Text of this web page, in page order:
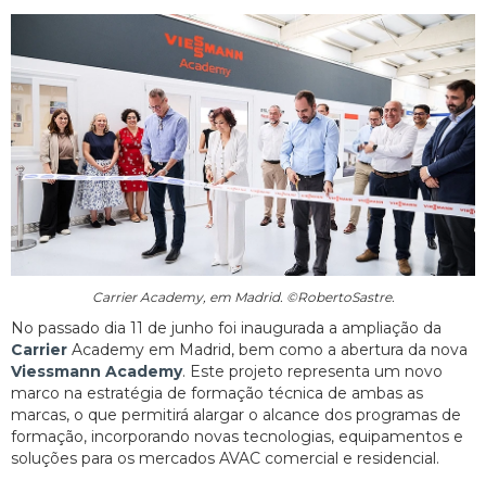
Carrier Academy, em Madrid. ©RobertoSastre.
No passado dia 11 de junho foi inaugurada a ampliação da
Carrier Academy em Madrid, bem como a abertura da nova
Viessmann Academy. Este projeto representa um novo
marco na estratégia de formação técnica de ambas as
marcas, o que permitirá alargar o alcance dos programas de
formação, incorporando novas tecnologias, equipamentos e
soluções para os mercados AVAC comercial e residencial.